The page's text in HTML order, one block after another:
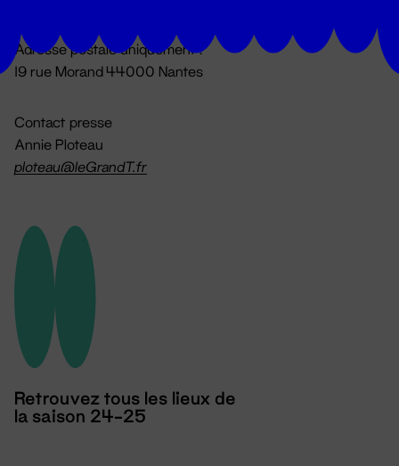
Adresse postale uniquement :
19 rue Morand 44000 Nantes
Contact presse
Annie Ploteau
ploteau@leGrandT.fr
Retrouvez tous les lieux de
la saison 24-25